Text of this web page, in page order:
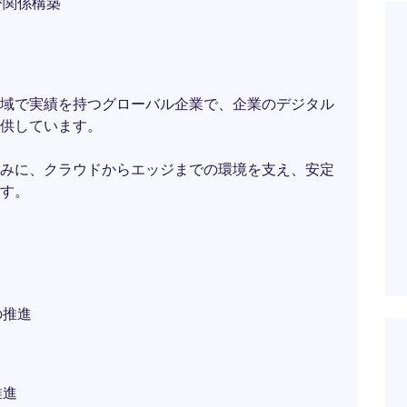
で実績を持つグローバル企業で、企業のデジタル
しています。
に、クラウドからエッジまでの環境を支え、安定
。
進